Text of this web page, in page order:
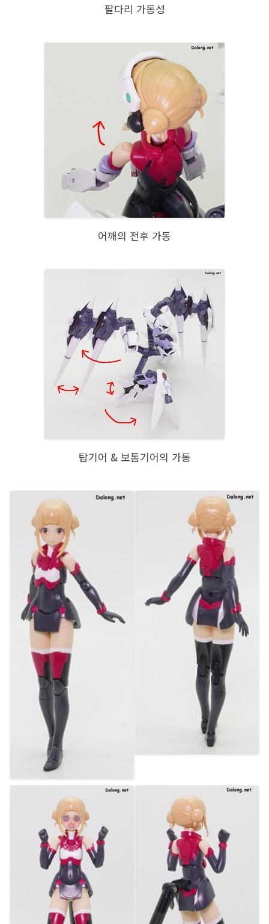
팔다리 가동성
어깨의 전후 가동
탑기어 & 보톰기어의 가동